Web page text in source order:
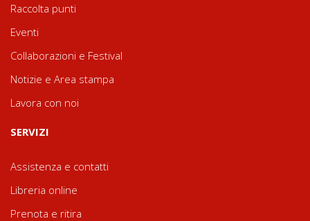
Raccolta punti
Eventi
Collaborazioni e Festival
Notizie e Area stampa
Lavora con noi
SERVIZI
Assistenza e contatti
Libreria online
Prenota e ritira